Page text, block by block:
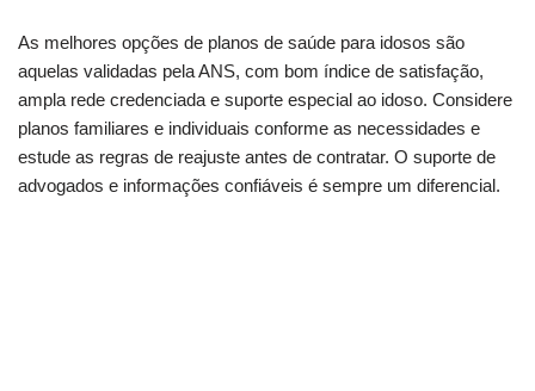
As melhores opções de planos de saúde para idosos são
aquelas validadas pela ANS, com bom índice de satisfação,
ampla rede credenciada e suporte especial ao idoso. Considere
planos familiares e individuais conforme as necessidades e
estude as regras de reajuste antes de contratar. O suporte de
advogados e informações confiáveis é sempre um diferencial.